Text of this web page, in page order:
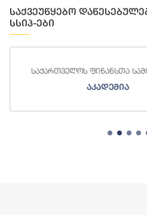
საქვეუწყებო
სსიპ-ები
საქართველოს ფინანსთა
აკადემია